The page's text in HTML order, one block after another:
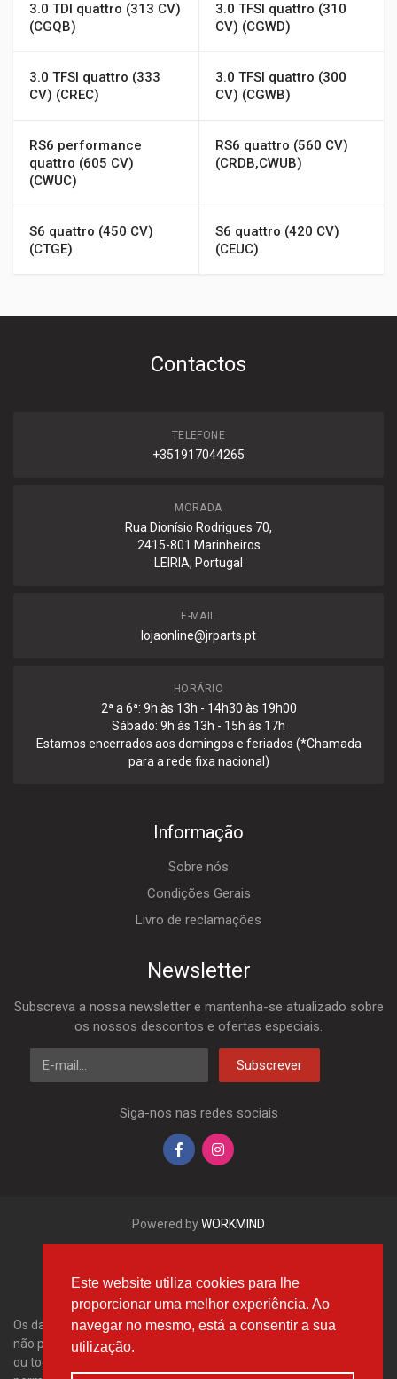
Este website utiliza cookies para lhe
proporcionar uma melhor experiência. Ao
navegar no mesmo, está a consentir a sua
utilização.
3.0 TDI quattro (313 CV)
(CGQB)
3.0 TFSI quattro (310
CV) (CGWD)
3.0 TFSI quattro (333
CV) (CREC)
3.0 TFSI quattro (300
CV) (CGWB)
RS6 performance
quattro (605 CV)
(CWUC)
RS6 quattro (560 CV)
(CRDB,CWUB)
S6 quattro (450 CV)
(CTGE)
S6 quattro (420 CV)
(CEUC)
Contactos
TELEFONE
+351917044265
MORADA
Rua Dionísio Rodrigues 70,
2415-801 Marinheiros
LEIRIA, Portugal
E-MAIL
lojaonline@jrparts.pt
HORÁRIO
2ª a 6ª: 9h às 13h - 14h30 às 19h00
Sábado: 9h às 13h - 15h às 17h
Estamos encerrados aos domingos e feriados (*Chamada
para a rede fixa nacional)
Informação
Sobre nós
Condições Gerais
Livro de reclamações
Newsletter
Subscreva a nossa newsletter e mantenha-se atualizado sobre
os nossos descontos e ofertas especiais.
E-mail
Subscrever
Siga-nos nas redes sociais
Powered byWORKMIND
Os dados aqui apresentados, em especial a base de dados inteira,
não podem ser copiados. É proibido reproduzir, distribuir os dados
ou toda a base de dados sem a autorização da Tecdoc e/ou